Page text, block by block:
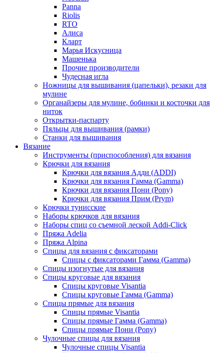
Panna
Riolis
RTO
Алиса
Кларт
Марья Искусница
Машенька
Прочие производители
Чудесная игла
Ножницы для вышивания (цапельки), резаки для
мулине
Органайзеры для мулине, бобинки и косточки для
ниток
Открытки-паспарту
Пяльцы для вышивания (рамки)
Станки для вышивания
Вязание
Инструменты (приспособления) для вязания
Крючки для вязания
Крючки для вязания Адди (ADDI)
Крючки для вязания Гамма (Gamma)
Крючки для вязания Пони (Pony)
Крючки для вязания Прим (Prym)
Крючки тунисские
Наборы крючков для вязания
Наборы спиц со съемной леской Addi-Click
Пряжа Adelia
Пряжа Alpina
Спицы для вязания с фиксаторами
Спицы с фиксаторами Гамма (Gamma)
Спицы изогнутые для вязания
Спицы круговые для вязания
Спицы круговые Visantia
Спицы круговые Гамма (Gamma)
Спицы прямые для вязания
Спицы прямые Visantia
Спицы прямые Гамма (Gamma)
Спицы прямые Пони (Pony)
Чулочные спицы для вязания
Чулочные спицы Visantia